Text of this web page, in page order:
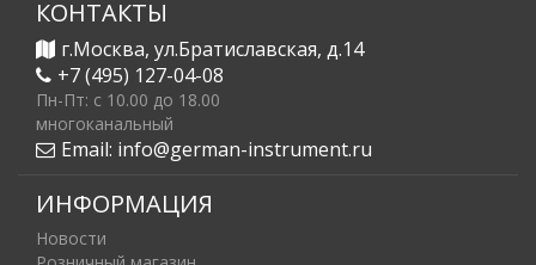
КОНТАКТЫ
г.Москва, ул.Братиславская, д.14
+7 (495) 127-04-08
Пн-Пт: c 10.00 до 18.00
многоканальный
Email: info@german-instrument.ru
ИНФОРМАЦИЯ
Новости